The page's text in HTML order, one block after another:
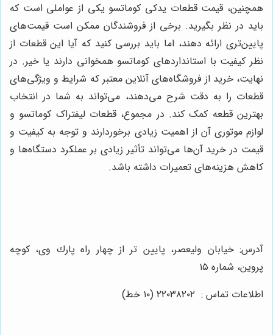
همچنین، قیمت قطعات یدکی کوماتسو یکی از عواملی است که
باید در نظر بگیرید. برخی از فروشندگان ممکن است قیمت‌های
پایین‌تری ارائه دهند، اما باید بررسی کنید که آیا این قطعات از
نظر کیفیت با استانداردهای کوماتسو همخوانی دارند یا خیر. در
نهایت، خرید از فروشگاه‌های آنلاین معتبر که شرایط و ویژگی‌های
قطعات را به دقت شرح می‌دهند، می‌تواند به شما در انتخاب
بهترین قطعه کمک کند. در مجموع، قطعات لیفتراک کوماتسو و
لوازم موتوری آن از اهمیت زیادی برخوردارند و توجه به کیفیت و
قیمت در خرید آن‌ها می‌تواند تأثیر زیادی بر عملکرد دستگاه‌ها و
کاهش هزینه‌های تعمیرات داشته باشد.
آدرس: خيابان وليعصر، پايين تر از چهار راه پارك وى، كوچه
پروين، شماره ١٥
اطلاعات تماس : ٢٢٠٣٨٢٠٢ (١٠ خط)